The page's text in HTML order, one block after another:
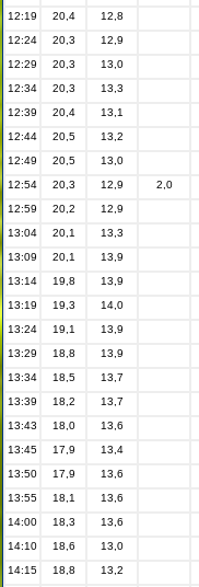
12:19
20,4 12,8
12:24
20,3 12,9
12:29
20,3 13,0
12:34
20,3 13,3
12:39
20,4 13,1
12:44
20,5 13,2
12:49
20,5 13,0
12:54
20,3 12,9 2,0
12:59
20,2 12,9
13:04
20,1 13,3
13:09
20,1 13,9
13:14
19,8 13,9
13:19
19,3 14,0
13:24
19,1 13,9
13:29
18,8 13,9
13:34
18,5 13,7
13:39
18,2 13,7
13:43
18,0 13,6
13:45
17,9 13,4
13:50
17,9 13,6
13:55
18,1 13,6
14:00
18,3 13,6
14:10
18,6 13,0
14:15
18,8 13,2